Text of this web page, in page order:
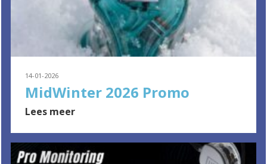
14-01-2026
MidWinter 2026 Promo
Lees meer